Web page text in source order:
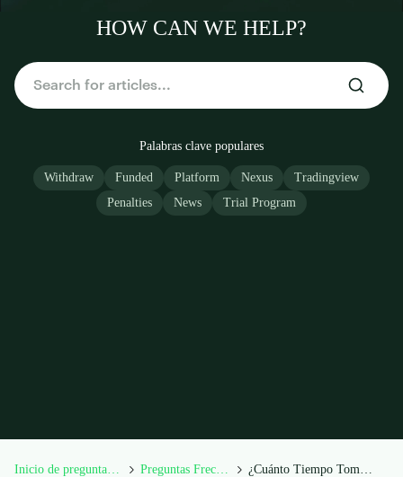
HOW CAN WE HELP?
Palabras clave populares
Withdraw Funded Platform Nexus
Tradingview
Penalties
News Trial Program
Inicio de preguntas frecuentes Preguntas Frecuentes Generales ¿Cuánto Tiempo Toma Obtener una Nueva Cuenta de Fa...